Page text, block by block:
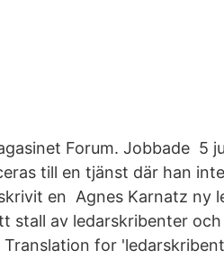
Forum. Jobbade 5
till en tjänst där han
en Agnes Karnatz ny
stall av ledarskribenter
for